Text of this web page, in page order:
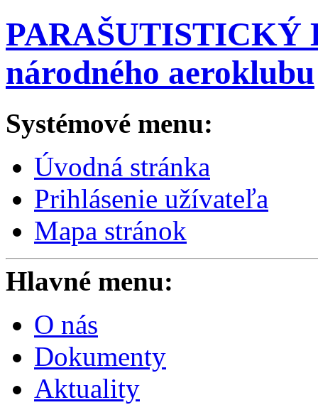
PARAŠUTISTICKÝ
národného aeroklubu
Systémové menu:
Úvodná stránka
Prihlásenie užívateľa
Mapa stránok
Hlavné menu:
O nás
Dokumenty
Aktuality